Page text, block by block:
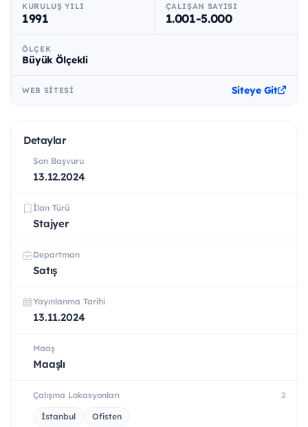
KURULUŞ YILI
1991
ÇALIŞAN SAYISI
1.001-5.000
ÖLÇEK
Büyük Ölçekli
WEB SITESI Siteye Git
Detaylar
Son Başvuru
13.12.2024
İlan Türü
Stajyer
Departman
Satış
Yayınlanma Tarihi
13.11.2024
Maaş
Maaşlı
Çalışma Lokasyonları 2
İstanbul Ofisten